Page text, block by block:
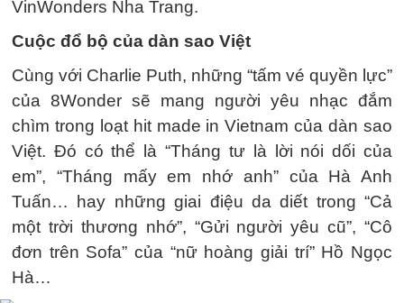
VinWonders Nha Trang.
Cuộc đổ bộ của dàn sao Việt
Cùng với Charlie Puth, những “tấm vé quyền lực”
của 8Wonder sẽ mang người yêu nhạc đắm
chìm trong loạt hit made in Vietnam của dàn sao
Việt. Đó có thể là “Tháng tư là lời nói dối của
em”, “Tháng mấy em nhớ anh” của Hà Anh
Tuấn… hay những giai điệu da diết trong “Cả
một trời thương nhớ”, “Gửi người yêu cũ”, “Cô
đơn trên Sofa” của “nữ hoàng giải trí” Hồ Ngọc
Hà…